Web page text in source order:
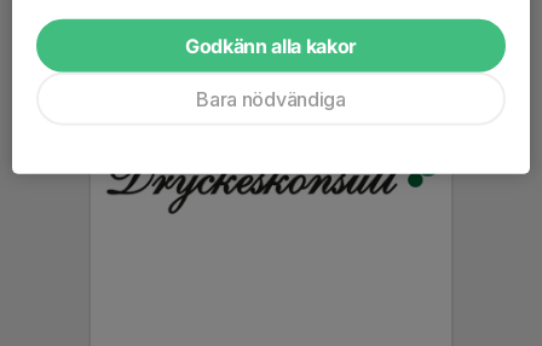
Godkänn alla kakor
Bara nödvändiga